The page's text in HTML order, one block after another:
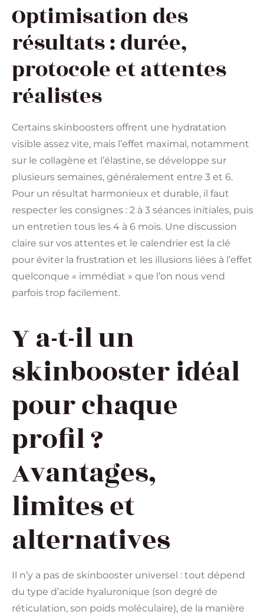
Optimisation des
résultats : durée,
protocole et attentes
réalistes
Certains skinboosters offrent une hydratation
visible assez vite, mais l’effet maximal, notamment
sur le collagène et l’élastine, se développe sur
plusieurs semaines, généralement entre 3 et 6.
Pour un résultat harmonieux et durable, il faut
respecter les consignes : 2 à 3 séances initiales, puis
un entretien tous les 4 à 6 mois. Une discussion
claire sur vos attentes et le calendrier est la clé
pour éviter la frustration et les illusions liées à l’effet
quelconque « immédiat » que l’on nous vend
parfois trop facilement.
Y a-t-il un
skinbooster idéal
pour chaque
profil ?
Avantages,
limites et
alternatives
Il n’y a pas de skinbooster universel : tout dépend
du type d’acide hyaluronique (son degré de
réticulation, son poids moléculaire), de la manière